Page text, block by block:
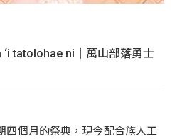
‘i tatolohae ni｜萬山部落勇士
四個月的祭典，現今配合族人工